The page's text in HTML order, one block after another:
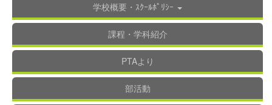
学校概要・ｽｸｰﾙﾎﾟﾘｼｰ
課程・学科紹介
PTAより
部活動